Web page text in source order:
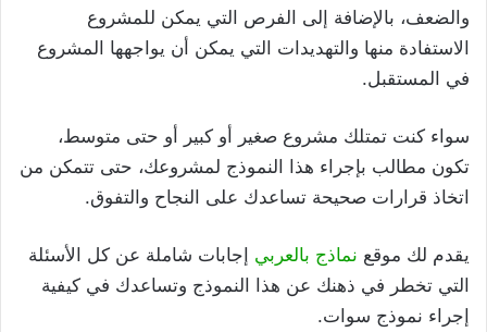
والضعف، بالإضافة إلى الفرص التي يمكن للمشروع
الاستفادة منها والتهديدات التي يمكن أن يواجهها المشروع
في المستقبل.
سواء كنت تمتلك مشروع صغير أو كبير أو حتى متوسط،
تكون مطالب بإجراء هذا النموذج لمشروعك، حتى تتمكن من
اتخاذ قرارات صحيحة تساعدك على النجاح والتفوق.
يقدم لك موقع نماذج بالعربي إجابات شاملة عن كل الأسئلة
التي تخطر في ذهنك عن هذا النموذج وتساعدك في كيفية
إجراء نموذج سوات.